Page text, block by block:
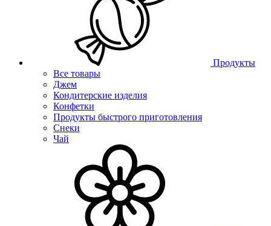
Продукты
Все товары
Джем
Кондитерские изделия
Конфетки
Продукты быстрого приготовления
Снеки
Чай